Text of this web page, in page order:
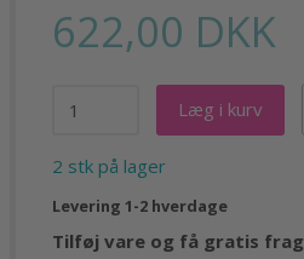
622,00 DKK
Læg i kurv
2 stk på lager
Levering 1-2 hverdage
Tilføj vare og få gratis